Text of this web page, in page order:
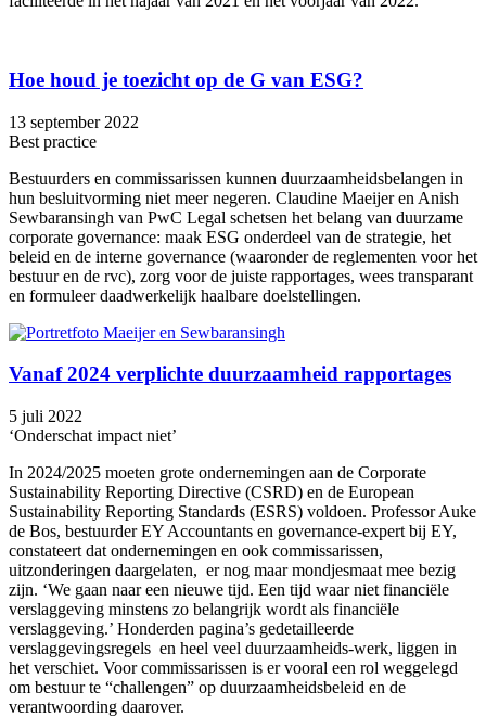
Hoe houd je toezicht op de G van ESG?
13 september 2022
Best practice
Bestuurders en commissarissen kunnen duurzaamheidsbelangen in
hun besluitvorming niet meer negeren. Claudine Maeijer en Anish
Sewbaransingh van PwC Legal schetsen het belang van duurzame
corporate governance: maak ESG onderdeel van de strategie, het
beleid en de interne governance (waaronder de reglementen voor het
bestuur en de rvc), zorg voor de juiste rapportages, wees transparant
en formuleer daadwerkelijk haalbare doelstellingen.
Vanaf 2024 verplichte duurzaamheid rapportages
5 juli 2022
‘Onderschat impact niet’
In 2024/2025 moeten grote ondernemingen aan de Corporate
Sustainability Reporting Directive (CSRD) en de European
Sustainability Reporting Standards (ESRS) voldoen. Professor Auke
de Bos, bestuurder EY Accountants en governance-expert bij EY,
constateert dat ondernemingen en ook commissarissen,
uitzonderingen daargelaten, er nog maar mondjesmaat mee bezig
zijn. ‘We gaan naar een nieuwe tijd. Een tijd waar niet financiële
verslaggeving minstens zo belangrijk wordt als financiële
verslaggeving.’ Honderden pagina’s gedetailleerde
verslaggevingsregels en heel veel duurzaamheids-werk, liggen in
het verschiet. Voor commissarissen is er vooral een rol weggelegd
om bestuur te “challengen” op duurzaamheidsbeleid en de
verantwoording daarover.